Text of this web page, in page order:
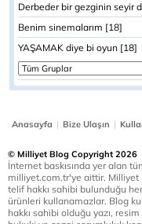
Derbeder bir gezginin seyir
Benim sinemalarım [18]
YAŞAMAK diye bi oyun [18]
Anasayfa | Bize Ulaşın |
© Milliyet Blog Copyright 2026
İnternet baskısında yer alan
milliyet.com.tr'ye aittir. Milliyet
telif hakkı sahibi bulunduğu
ürünleri kullanamazlar. Blog
hakkı sahibi olduğu yazı,